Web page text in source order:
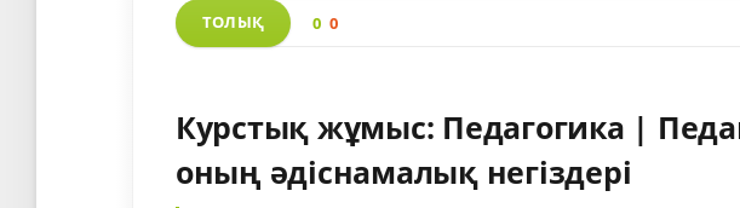
ТОЛЫҚ 0 0
Курстық жұмыс: Педагогика |
оның әдіснамалық негіздері